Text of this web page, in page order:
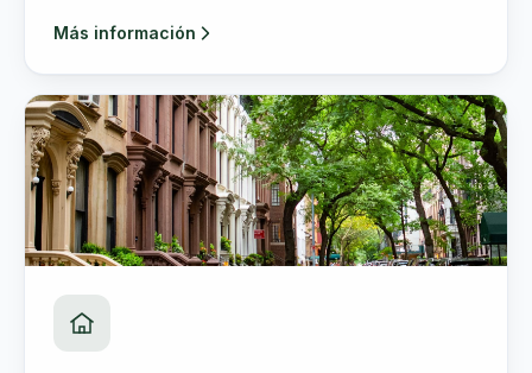
Más información